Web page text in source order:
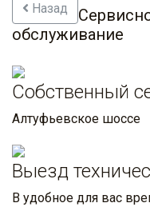
Назад
обслуживание
Собственный
Алтуфьевское шоссе
Выезд
В удобное для вас